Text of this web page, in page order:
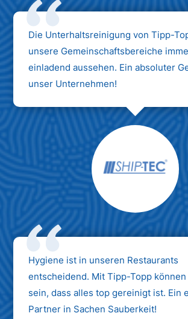
Die Unterhaltsreinigung von Tipp-
unsere Gemeinschaftsbereiche
einladend aussehen. Ein absoluter
unser Unternehmen!
Hygiene ist in unseren Restaurants
entscheidend. Mit Tipp-Topp
sein, dass alles top gereinigt ist. Ein
Partner in Sachen Sauberkeit!